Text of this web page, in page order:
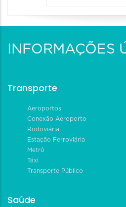
INFORMAÇÕES
Transporte
Aeroportos
Conexão Aeroporto
Rodoviária
Estação Ferroviária
Metrô
Táxi
Transporte Público
Saúde